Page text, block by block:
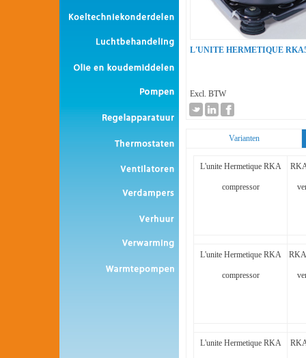
L'UNITE HERMETIQUE
Excl. BTW
Varianten
L'unite Hermetique RKA
compressor
L'unite Hermetique RKA
compressor
L'unite Hermetique RKA